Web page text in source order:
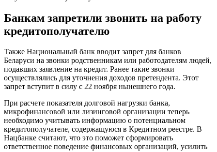
Банкам запретили звонить на работу
кредитополучателю
Также Национальный банк вводит запрет для банков
Беларуси на звонки родственникам или работодателям людей,
подавших заявление на кредит. Ранее такие звонки
осуществлялись для уточнения доходов претендента. Этот
запрет вступит в силу с 22 ноября нынешнего года.
При расчете показателя долговой нагрузки банка,
микрофинансовой или лизинговой организации теперь
необходимо учитывать информацию о потенциальном
кредитополучателе, содержащуюся в Кредитном реестре. В
Нацбанке считают, что это поможет сформировать
ответственное поведение финансовых организаций, усилить